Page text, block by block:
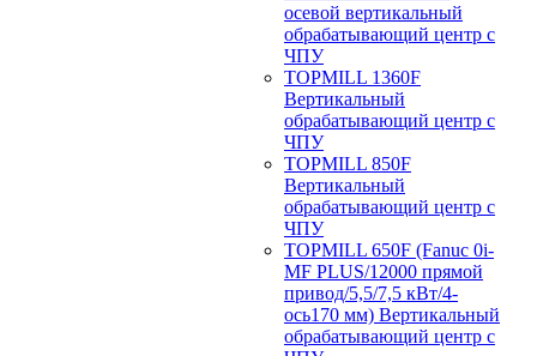
осевой вертикальный
обрабатывающий центр с
ЧПУ
TOPMILL 1360F
Вертикальный
обрабатывающий центр с
ЧПУ
TOPMILL 850F
Вертикальный
обрабатывающий центр с
ЧПУ
TOPMILL 650F (Fanuc 0i-
MF PLUS/12000 прямой
привод/5,5/7,5 кВт/4-
ось170 мм) Вертикальный
обрабатывающий центр с